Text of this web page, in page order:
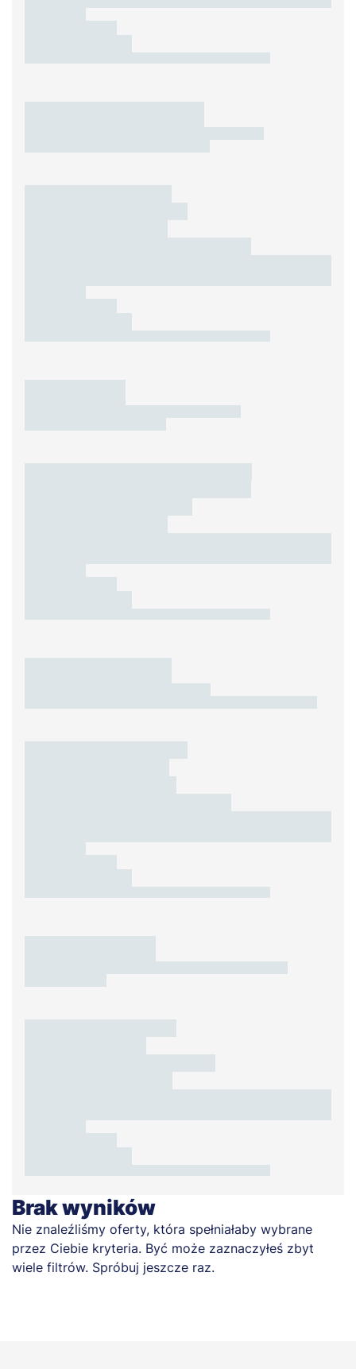
Brak wyników
Nie znaleźliśmy oferty, która spełniałaby wybrane
przez Ciebie kryteria. Być może zaznaczyłeś zbyt
wiele filtrów. Spróbuj jeszcze raz.